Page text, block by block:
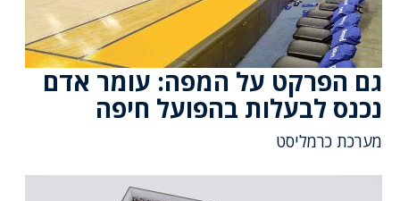
גם הפרקט על המפה: עומר אדם
נכנס לבעלות בהפועל חיפה
מערכת כרמליסט